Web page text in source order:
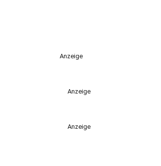
Anzeige
Anzeige
Anzeige